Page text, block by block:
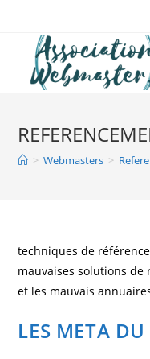
content
> Webmasters >
techniques de
mauvaises solutions de
et les mauvais
LES META